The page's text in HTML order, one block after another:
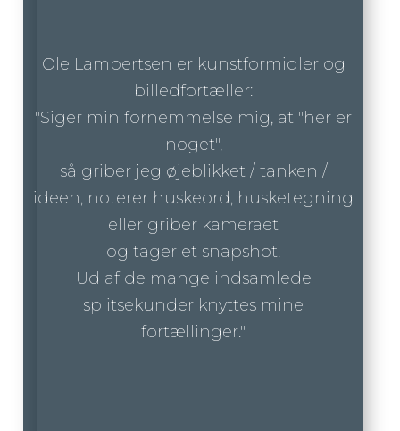
Ole Lambertsen er kunstformidler og
billedfortæller:
"Siger min fornemmelse mig, at "her er
noget",
så griber jeg øjeblikket / tanken /
ideen, noterer huskeord, husketegning
eller griber kameraet
og tager et snapshot.
Ud af de mange indsamlede
splitsekunder knyttes mine
fortællinger."